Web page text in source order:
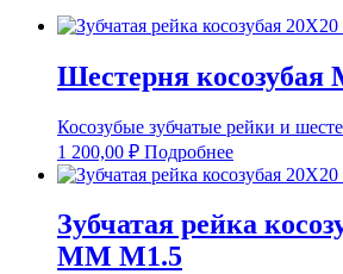
Шестерня косозубая
Косозубые зубчатые рейки и
1 200,00 ₽ Подробнее
Зубчатая рейка
ММ М1.5